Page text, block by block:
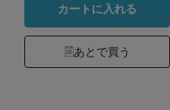
カートに入れる
あとで買う